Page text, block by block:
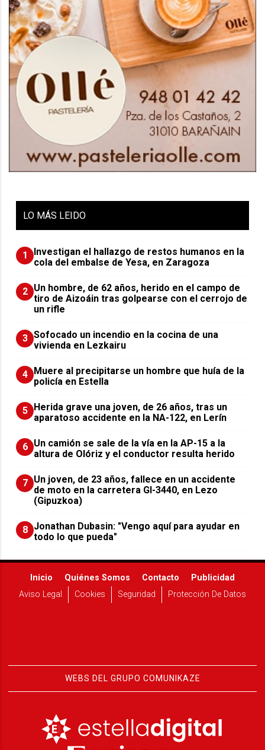
LO MÁS LEIDO
1
Investigan el hallazgo de restos humanos en la
cola del embalse de Yesa, en Zaragoza
2 Un hombre, de 62 años, herido en el campo de
tiro de Aizoáin tras golpearse con el cerrojo de
un rifle
3 Sofocado un incendio en la cocina de una
vivienda en Lezkairu
4 Muere al precipitarse un hombre que huía de la
policía en Estella
5 Herida grave una joven, de 26 años, tras un
aparatoso accidente en la NA-122, en Lerín
6 Un camión se sale de la vía en la AP-15 a la
altura de Olóriz y el conductor resulta herido
7 Un joven, de 23 años, fallece en un accidente
de moto en la carretera GI-3440, en Lezo
(Gipuzkoa)
8 Jonathan Dubasin: "Vengo aquí para ayudar en
todo lo que pueda"
Inicio Quiénes Somos Contacto
Publicidad
Aviso Legal
Cookies Seguridad Protección De Datos
WEBS DEL GRUPO COMUNIKAZE